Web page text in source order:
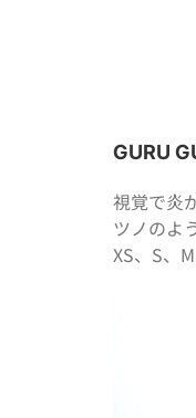
GURU
視覚で炎
ツノのよ
XS、S、